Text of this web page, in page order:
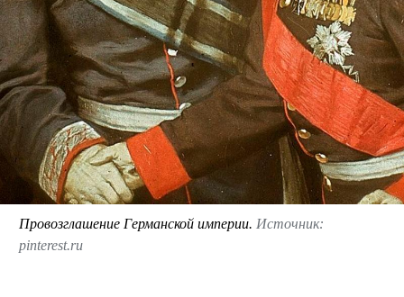
Провозглашение Германской империи. Источник:
pinterest.ru